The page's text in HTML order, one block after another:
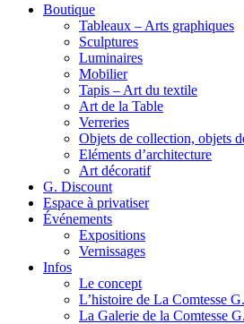
Boutique
Tableaux – Arts graphiques
Sculptures
Luminaires
Mobilier
Tapis – Art du textile
Art de la Table
Verreries
Objets de collection, objets
Eléments d’architecture
Art décoratif
G. Discount
Espace à privatiser
Événements
Expositions
Vernissages
Infos
Le concept
L’histoire de La Comtesse G.
La Galerie de la Comtesse G.